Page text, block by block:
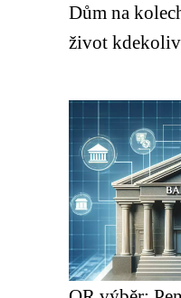
Dům na
život kdekoliv